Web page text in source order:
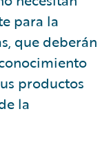
para la
que deberán
productos
la